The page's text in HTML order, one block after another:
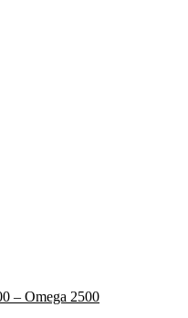
– Omega 2500